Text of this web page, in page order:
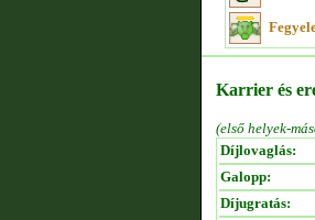
Karrier és
(első helyek-
Díjlovaglás:
Galopp:
Díjugratás: